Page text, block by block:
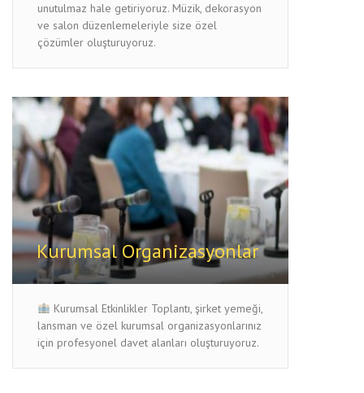
unutulmaz hale getiriyoruz. Müzik, dekorasyon
ve salon düzenlemeleriyle size özel
çözümler oluşturuyoruz.
Kurumsal Organizasyonlar
Kurumsal Etkinlikler Toplantı, şirket yemeği,
lansman ve özel kurumsal organizasyonlarınız
için profesyonel davet alanları oluşturuyoruz.